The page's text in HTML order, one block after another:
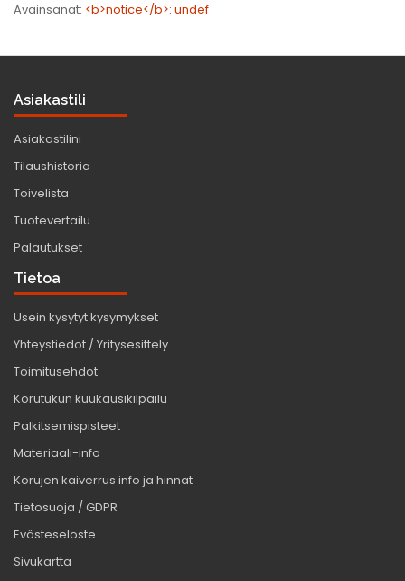
Avainsanat: <b>notice</b>: undef
Asiakastili
Asiakastilini
Tilaushistoria
Toivelista
Tuotevertailu
Palautukset
Tietoa
Usein kysytyt kysymykset
Yhteystiedot / Yritysesittely
Toimitusehdot
Korutukun kuukausikilpailu
Palkitsemispisteet
Materiaali-info
Korujen kaiverrus info ja hinnat
Tietosuoja / GDPR
Evästeseloste
Sivukartta